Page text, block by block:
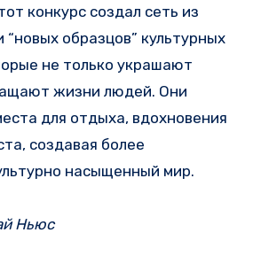
конкурс создал сеть из
образцов” культурных
не только украшают
жизни людей. Они
для отдыха, вдохновения
создавая более
насыщенный мир.
Ньюс